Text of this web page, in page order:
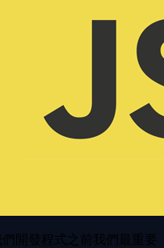
開發程式之前我們最重要